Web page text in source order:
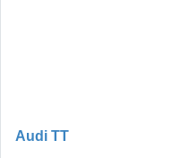
Audi TT